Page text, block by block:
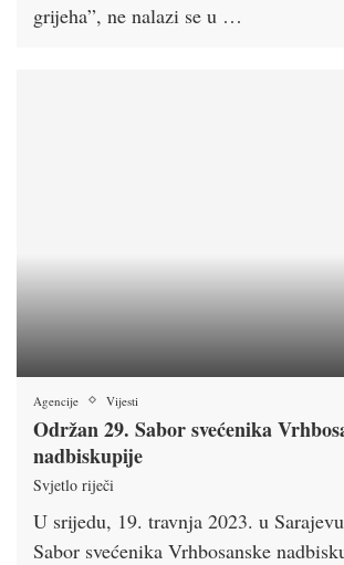
grijeha”, ne nalazi se u …
Agencije Vijesti
Održan 29. Sabor svećenika
nadbiskupije
Svjetlo riječi
U srijedu, 19. travnja 2023. u
Sabor svećenika Vrhbosanske